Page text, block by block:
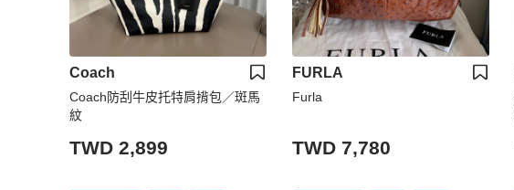
Coach
Coach防刮牛皮托特肩揹包／斑馬
紋
TWD 2,899
FURLA
Furla
TWD 7,780